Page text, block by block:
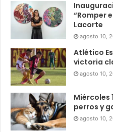
“Romper
Lacorte
agosto 10,
Atlético
victoria
agosto 10,
Miércoles
perros y
agosto 10,